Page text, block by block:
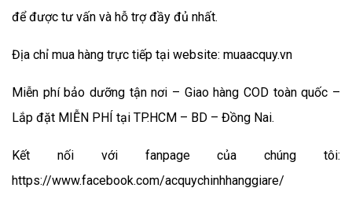
để được tư vấn và hỗ trợ đầy đủ nhất.
Địa chỉ mua hàng trực tiếp tại website: muaacquy.vn
Miễn phí bảo dưỡng tận nơi – Giao hàng COD toàn quốc –
Lắp đặt MIỄN PHÍ tại TP.HCM – BD – Đồng Nai.
Kết nối với fanpage của chúng tôi:
https://www.facebook.com/acquychinhhanggiare/